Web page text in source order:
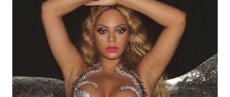
WAHANA
WAHANANEWS
WAHANANEWS
CO ID